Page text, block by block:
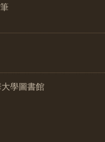
學圖書館